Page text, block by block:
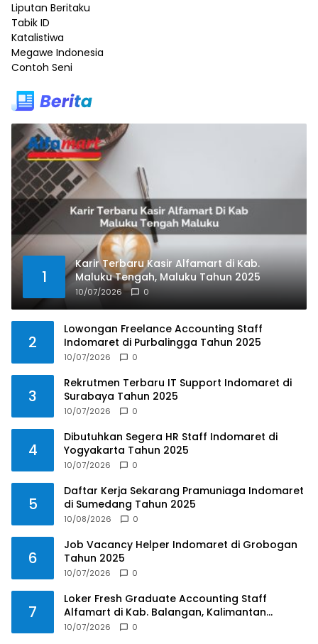
Liputan Beritaku
Tabik ID
Katalistiwa
Megawe Indonesia
Contoh Seni
1
Karir Terbaru Kasir Alfamart di Kab.
Maluku Tengah, Maluku Tahun 2025
10/07/2026 0
2
Lowongan Freelance Accounting Staff
Indomaret di Purbalingga Tahun 2025
10/07/2026 0
3
Rekrutmen Terbaru IT Support Indomaret di
Surabaya Tahun 2025
10/07/2026 0
4
Dibutuhkan Segera HR Staff Indomaret di
Yogyakarta Tahun 2025
10/07/2026 0
5
Daftar Kerja Sekarang Pramuniaga Indomaret
di Sumedang Tahun 2025
10/08/2026 0
6
Job Vacancy Helper Indomaret di Grobogan
Tahun 2025
10/07/2026 0
7
Loker Fresh Graduate Accounting Staff
Alfamart di Kab. Balangan, Kalimantan
Selatan Tahun 2025
10/07/2026 0